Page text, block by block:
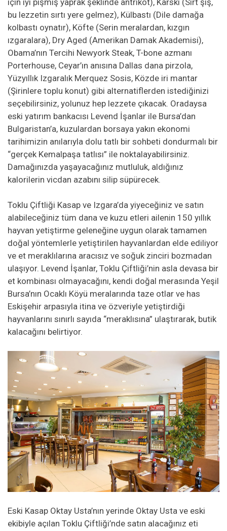
bu lezzetin sırtı yere gelmez), Külbastı (Dile damağa
kolbastı oynatır), Köfte (Serin meralardan, kızgın
ızgaralara), Dry Aged (Amerikan Damak Akademisi),
Obama’nın Tercihi Newyork Steak, T-bone azmanı
Porterhouse, Ceyar’ın anısına Dallas dana pirzola,
Yüzyıllık Izgaralık Merquez Sosis, Közde iri mantar
(Şirinlere toplu konut) gibi alternatiflerden istediğinizi
seçebilirsiniz, yolunuz hep lezzete çıkacak. Oradaysa
eski yatırım bankacısı Levend İşanlar ile Bursa’dan
Bulgaristan’a, kuzulardan borsaya yakın ekonomi
tarihimizin anılarıyla dolu tatlı bir sohbeti dondurmalı bir
“gerçek Kemalpaşa tatlısı” ile noktalayabilirsiniz.
Damağınızda yaşayacağınız mutluluk, aldığınız
kalorilerin vicdan azabını silip süpürecek.
Toklu Çiftliği Kasap ve Izgara’da yiyeceğiniz ve satın
alabileceğiniz tüm dana ve kuzu etleri ailenin 150 yıllık
hayvan yetiştirme geleneğine uygun olarak tamamen
doğal yöntemlerle yetiştirilen hayvanlardan elde ediliyor
ve et meraklılarına aracısız ve soğuk zinciri bozmadan
ulaşıyor. Levend İşanlar, Toklu Çiftliği’nin asla devasa bir
et kombinası olmayacağını, kendi doğal merasında Yeşil
Bursa’nın Ocaklı Köyü meralarında taze otlar ve has
Eskişehir arpasıyla itina ve özveriyle yetiştirdiği
hayvanlarını sınırlı sayıda “meraklısına” ulaştırarak, butik
kalacağını belirtiyor.
Eski Kasap Oktay Usta’nın yerinde Oktay Usta ve eski
ekibiyle açılan Toklu Çiftliği’nde satın alacağınız eti